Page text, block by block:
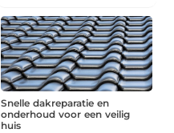
Snelle dakreparatie en
onderhoud voor een veilig
huis